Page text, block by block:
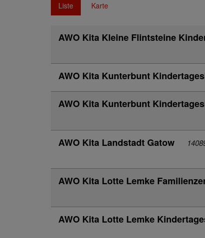
Liste
Karte
AWO Kita Kleine Flintsteine
AWO Kita Kunterbunt
AWO Kita Kunterbunt
AWO Kita Landstadt Gatow
AWO Kita Lotte Lemke
AWO Kita Lotte Lemke